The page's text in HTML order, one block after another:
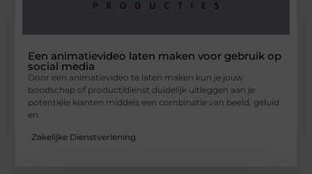
Een animatievideo laten maken voor gebruik op
social media
Door een animatievideo te laten maken kun je jouw
boodschap of product/dienst duidelijk uitleggen aan je
potentiële klanten middels een combinatie van beeld, geluid
en
Zakelijke Dienstverlening